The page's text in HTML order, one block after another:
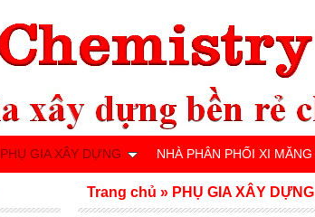
Trang chủ » PHỤ GIA XÂY DỰNG
PHỤ GIA XÂY DỰNG NHÀ PHÂN PHỐI XI MĂNG